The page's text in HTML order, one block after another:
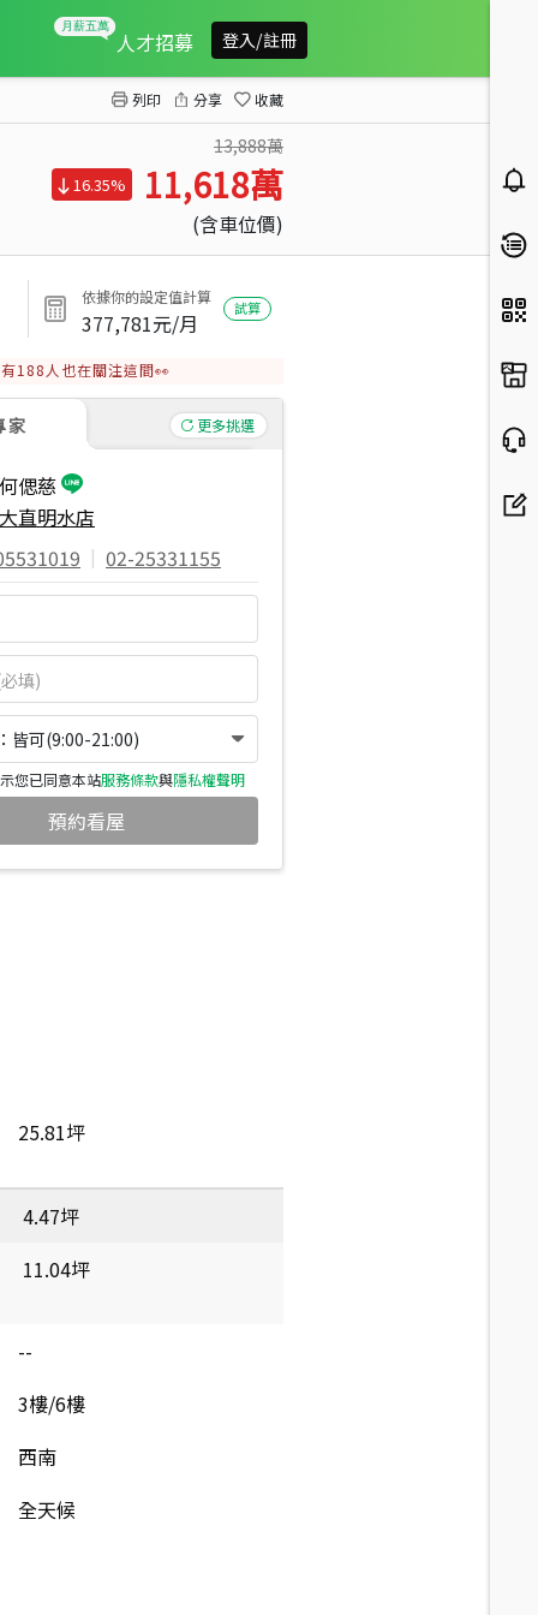
人才招募 登入/註冊
列印 分享 收藏
13,888萬
16.35% 11,618萬
(含車位價)
依據你的設定值計算
377,781元/月
試算
有188 人也在關注這間👀
家 更多挑選
何偲慈
大直明水店
| 02-25331155
皆可(9:00-21:00)
您已同意本站服務條款與隱私權聲明
預約看屋
25.81坪
4.47坪
11.04坪
--
3樓/6樓
西南
全天候